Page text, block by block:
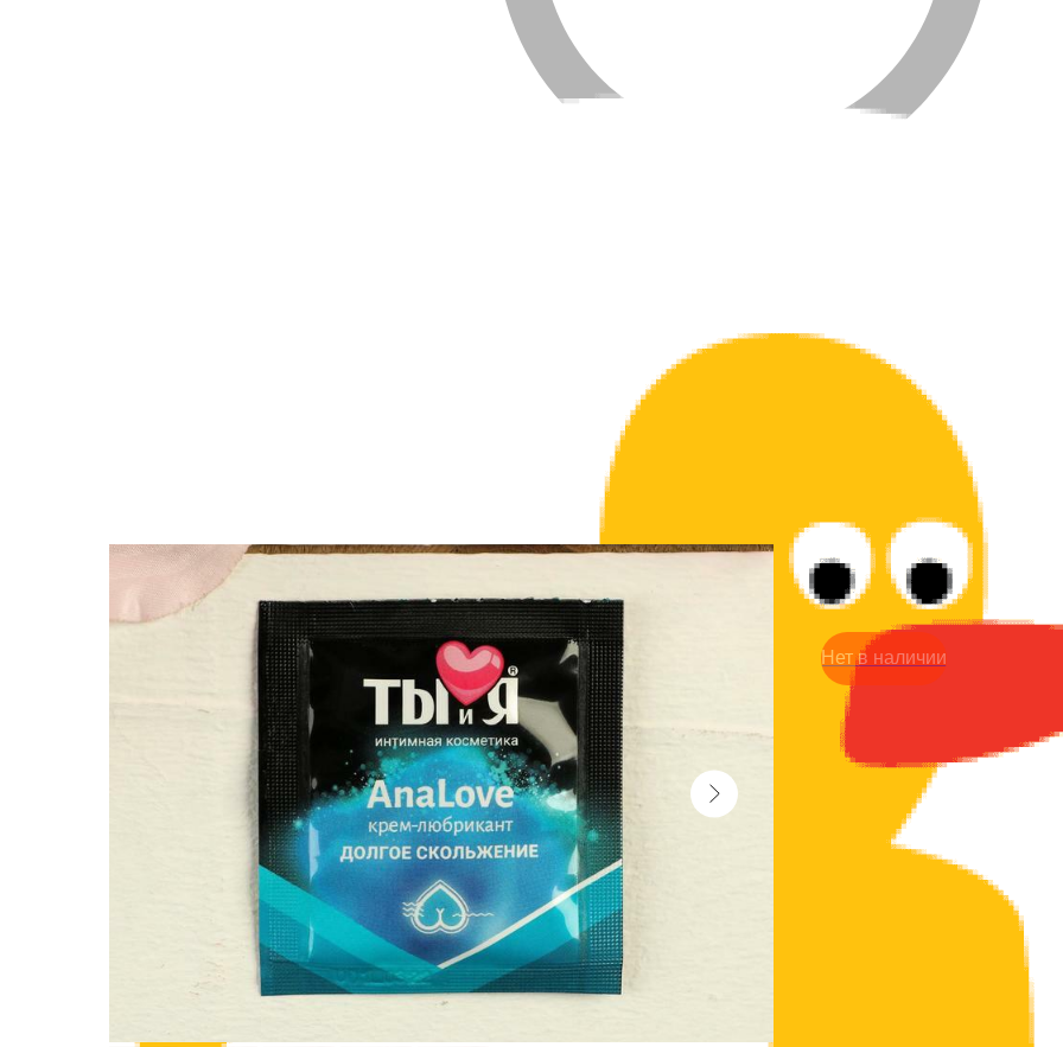
Гель эротика -
149 р.
Нет в наличии
Неважно, хотите ли вы только
лубрикант просто необходим.
вызывать раздражение и различные
Крем-лубрикант обеспечит мягкое и
Отличительные особенности: средство
Несколько советов, которые помогут вам
для подготовки мышц сфинктера
используйте смазку, она обеспечит
применяйте качественные